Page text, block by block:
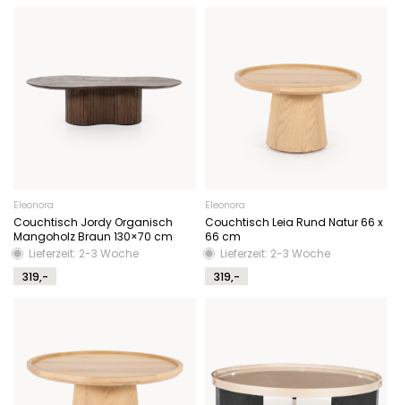
Eleonora
Couchtisch Jordy Organisch
Mangoholz Braun 130×70 cm
Lieferzeit: 2-3 Woche
319,-
Eleonora
Couchtisch Leia Rund Natur 66 x
66 cm
Lieferzeit: 2-3 Woche
319,-